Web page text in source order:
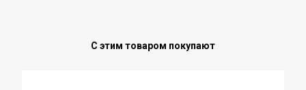
С этим товаром покупают